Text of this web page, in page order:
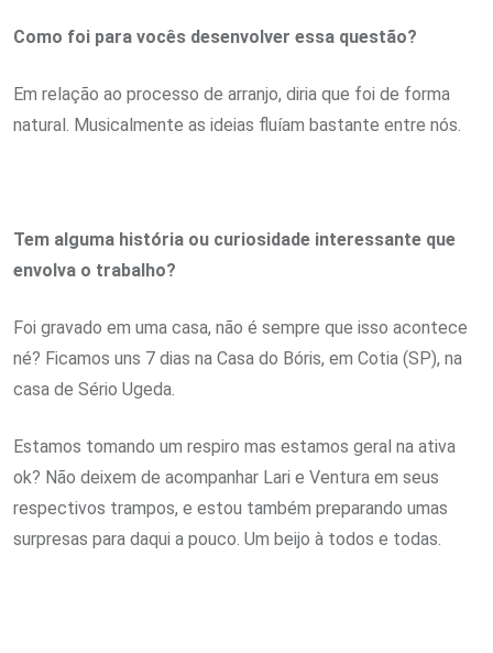
Como foi para vocês desenvolver essa questão?
Em relação ao processo de arranjo, diria que foi de forma
natural. Musicalmente as ideias fluíam bastante entre nós.
Tem alguma história ou curiosidade interessante que
envolva o trabalho?
Foi gravado em uma casa, não é sempre que isso acontece
né? Ficamos uns 7 dias na Casa do Bóris, em Cotia (SP), na
casa de Sério Ugeda.
Estamos tomando um respiro mas estamos geral na ativa
ok? Não deixem de acompanhar Lari e Ventura em seus
respectivos trampos, e estou também preparando umas
surpresas para daqui a pouco. Um beijo à todos e todas.